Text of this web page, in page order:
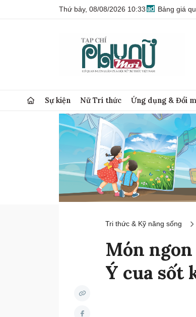
Thứ bảy, 08/08/2026 10:33 Bảng giá
Sự kiện Nữ Trí thức Ứng dụng & Đổi
Tri thức & Kỹ năng sống
Món
Ý cua sốt